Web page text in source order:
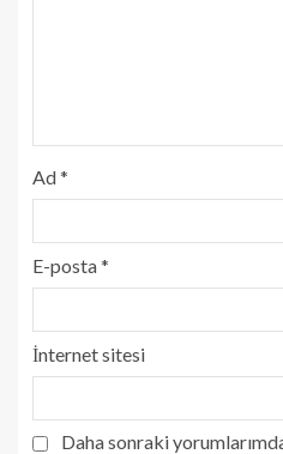
Ad*
E-posta*
İnternet sitesi
Daha sonraki